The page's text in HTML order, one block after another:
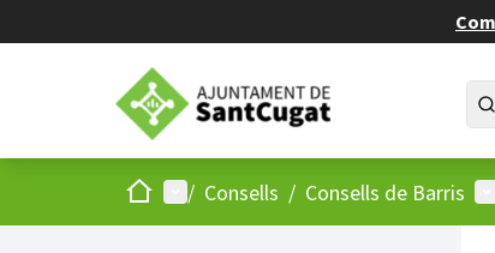
Inici Menú principal
/ Consells / Consells de Barris